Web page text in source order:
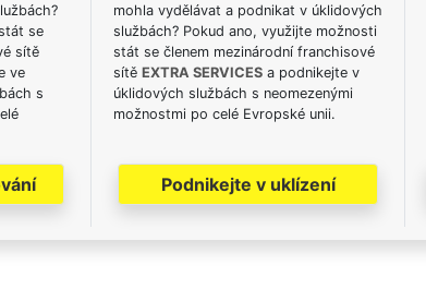
se
sítě
ve
s
mohla vydělávat a podnikat v úklidových
službách? Pokud ano, využijte možnosti
stát se členem mezinárodní franchisové
sítě EXTRA SERVICESa podnikejte v
úklidových službách s neomezenými
možnostmi po celé Evropské unii.
Podnikejte v uklízení